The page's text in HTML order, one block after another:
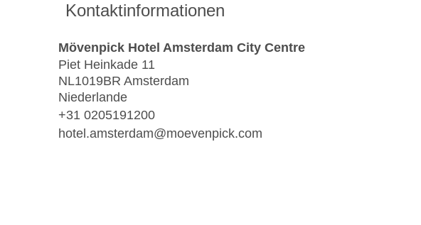
Kontaktinformationen
Mövenpick Hotel Amsterdam City Centre
Piet Heinkade 11
NL1019BR Amsterdam
Niederlande
+31 0205191200
hotel.amsterdam@moevenpick.com